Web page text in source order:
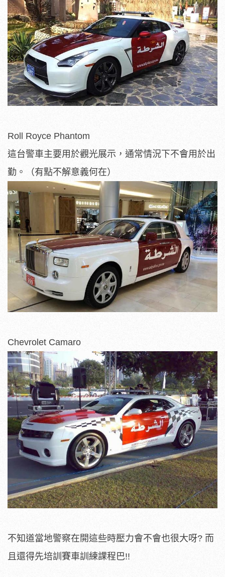
Roll Royce Phantom
這台警車主要用於觀光展示，通常情況下不會用於出
勤。（有點不解意義何在）
Chevrolet Camaro
不知道當地警察在開這些時壓力會不會也很大呀? 而
且還得先培訓賽車訓練課程巴!!